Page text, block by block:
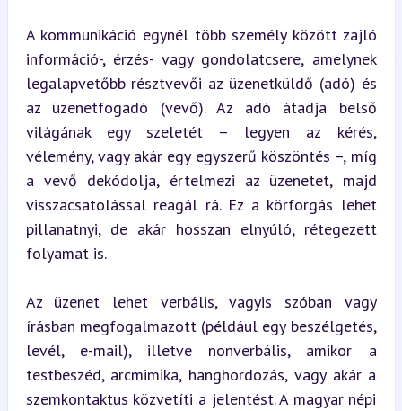
A kommunikáció egynél több személy között zajló
információ-, érzés- vagy gondolatcsere, amelynek
legalapvetőbb résztvevői az üzenetküldő (adó) és
az üzenetfogadó (vevő). Az adó átadja belső
világának egy szeletét – legyen az kérés,
vélemény, vagy akár egy egyszerű köszöntés –, míg
a vevő dekódolja, értelmezi az üzenetet, majd
visszacsatolással reagál rá. Ez a körforgás lehet
pillanatnyi, de akár hosszan elnyúló, rétegezett
folyamat is.
Az üzenet lehet verbális, vagyis szóban vagy
írásban megfogalmazott (például egy beszélgetés,
levél, e-mail), illetve nonverbális, amikor a
testbeszéd, arcmimika, hanghordozás, vagy akár a
szemkontaktus közvetíti a jelentést. A magyar népi